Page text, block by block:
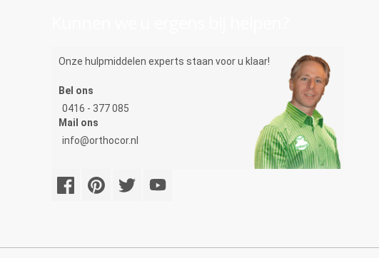
Onze hulpmiddelen experts staan voor u klaar!
Bel ons
0416 - 377 085
Mail ons
info@orthocor.nl